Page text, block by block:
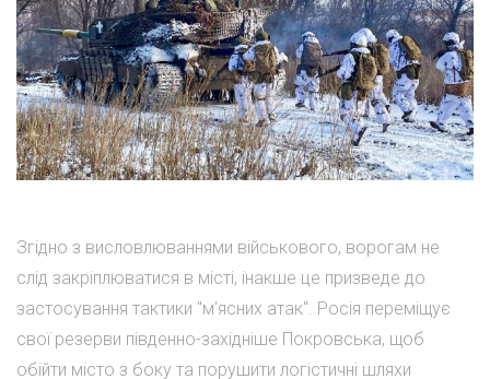
Згідно з висловлюваннями військового, ворогам не
слід закріплюватися в місті, інакше це призведе до
застосування тактики "м'ясних атак". Росія переміщує
свої резерви південно-західніше Покровська, щоб
обійти місто з боку та порушити логістичні шляхи